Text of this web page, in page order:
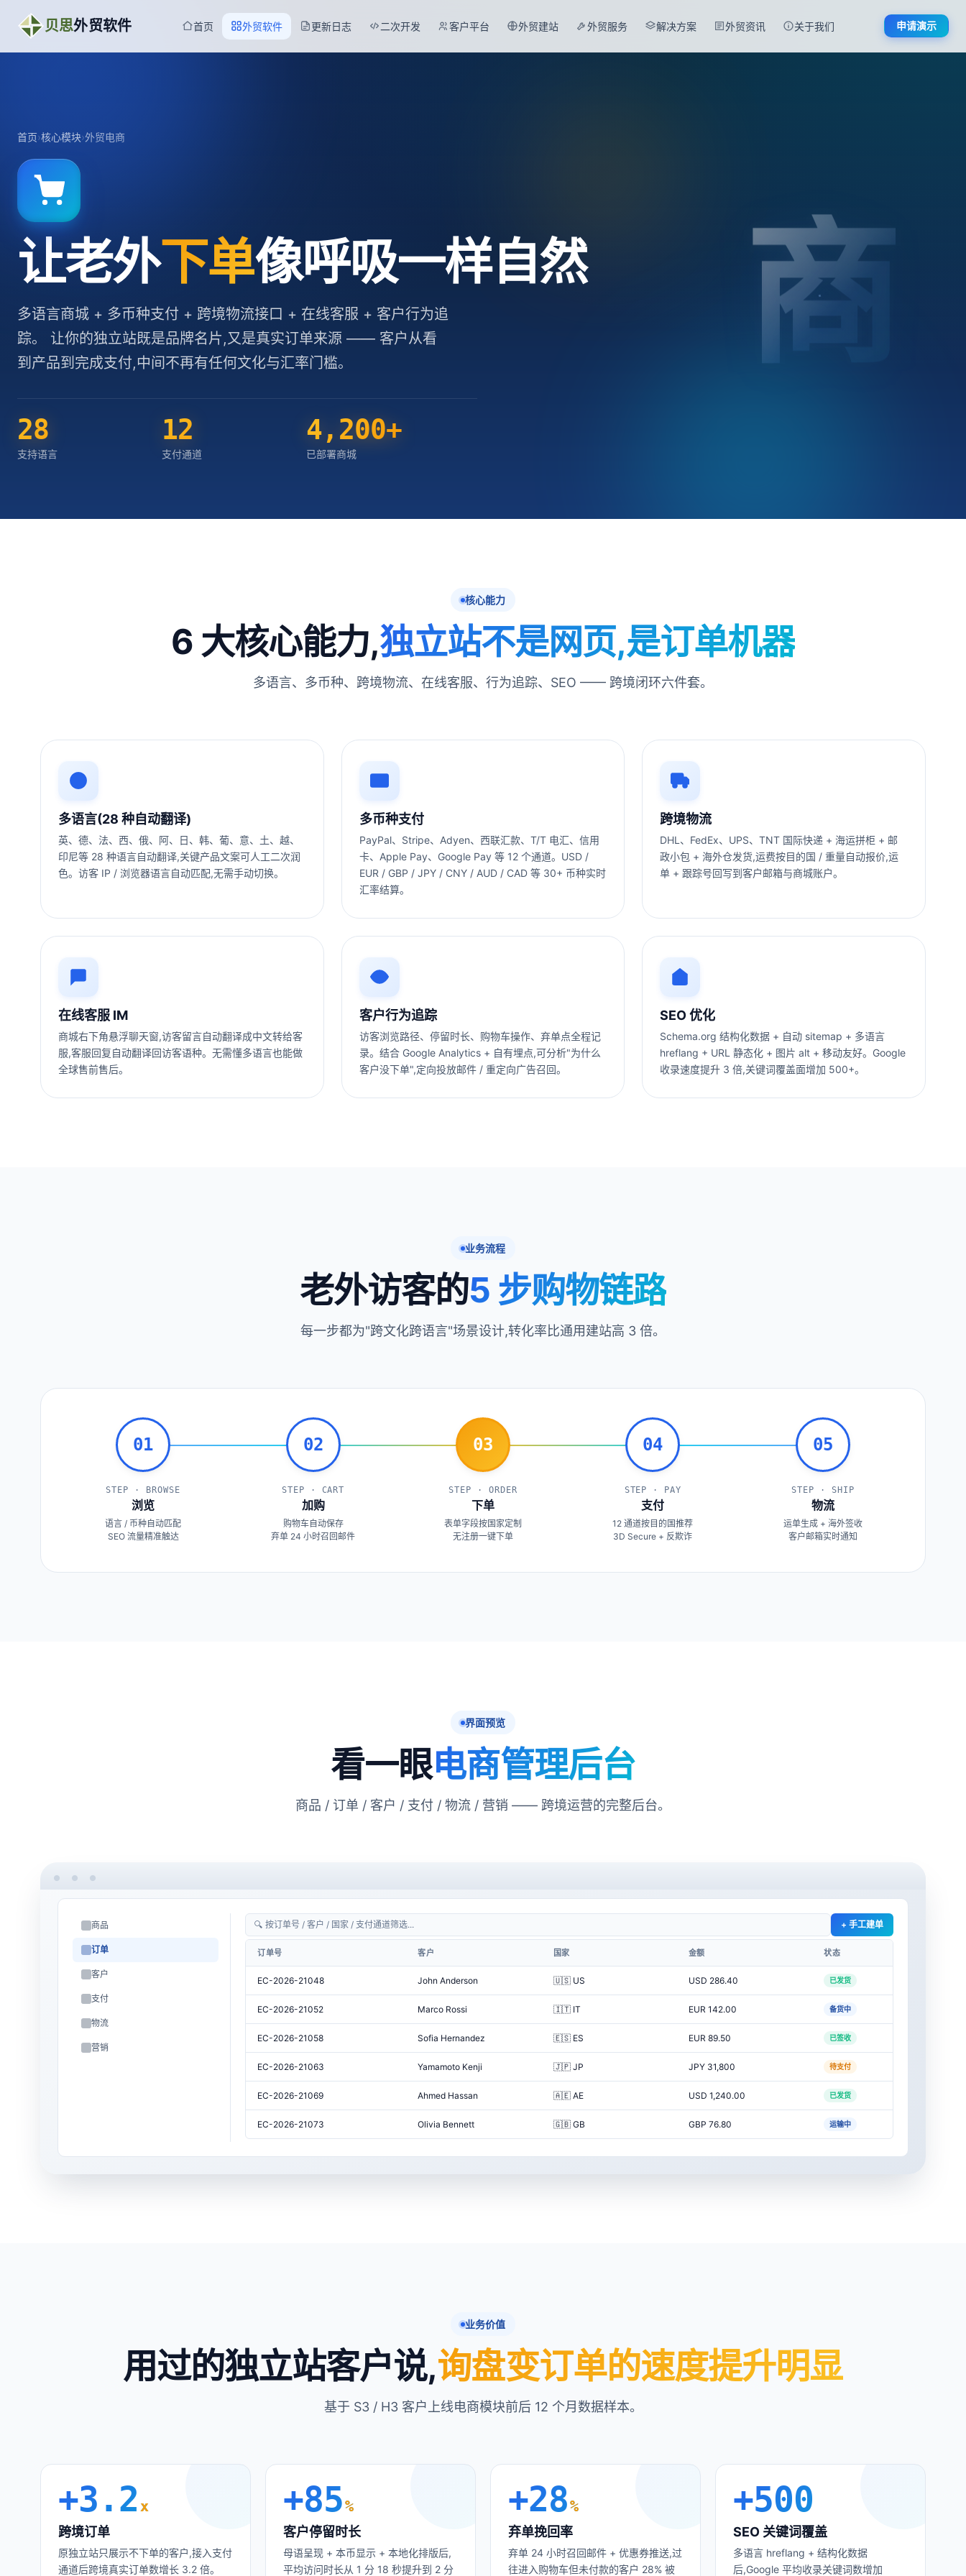
贝思外贸软件 首页 外贸软件 更新日志 二次开发 客户平台 外贸建站 外贸服务 解决方案 外贸资讯 关于我们 申请演示
首页›核心模块›外贸电商
让老外下单像呼吸一样自然
多语言商城 + 多币种支付 + 跨境物流接口 + 在线客服 + 客户行为追
踪。 让你的独立站既是品牌名片,又是真实订单来源 —— 客户从看
到产品到完成支付,中间不再有任何文化与汇率门槛。
28
支持语言
12
支付通道
4,200+
已部署商城
商
核心能力
6 大核心能力,独立站不是网页,是订单机器
多语言、多币种、跨境物流、在线客服、行为追踪、SEO —— 跨境闭环六件套。
多语言(28 种自动翻译)
英、德、法、西、俄、阿、日、韩、葡、意、土、越、
印尼等 28 种语言自动翻译,关键产品文案可人工二次润
色。访客 IP / 浏览器语言自动匹配,无需手动切换。
多币种支付
PayPal、Stripe、Adyen、西联汇款、T/T 电汇、信用
卡、Apple Pay、Google Pay 等 12 个通道。USD /
EUR / GBP / JPY / CNY / AUD / CAD 等 30+ 币种实时
汇率结算。
跨境物流
DHL、FedEx、UPS、TNT 国际快递 + 海运拼柜 + 邮
政小包 + 海外仓发货,运费按目的国 / 重量自动报价,运
单 + 跟踪号回写到客户邮箱与商城账户。
在线客服 IM
商城右下角悬浮聊天窗,访客留言自动翻译成中文转给客
服,客服回复自动翻译回访客语种。无需懂多语言也能做
全球售前售后。
客户行为追踪
访客浏览路径、停留时长、购物车操作、弃单点全程记
录。结合 Google Analytics + 自有埋点,可分析"为什么
客户没下单",定向投放邮件 / 重定向广告召回。
SEO 优化
Schema.org 结构化数据 + 自动 sitemap + 多语言
hreflang + URL 静态化 + 图片 alt + 移动友好。Google
收录速度提升 3 倍,关键词覆盖面增加 500+。
业务流程
老外访客的5 步购物链路
每一步都为"跨文化跨语言"场景设计,转化率比通用建站高 3 倍。
01
STEP · BROWSE
浏览
语言 / 币种自动匹配
SEO 流量精准触达
02
STEP · CART
加购
购物车自动保存
弃单 24 小时召回邮件
03
STEP · ORDER
下单
表单字段按国家定制
无注册一键下单
04
STEP · PAY
支付
12 通道按目的国推荐
3D Secure + 反欺诈
05
STEP · SHIP
物流
运单生成 + 海外签收
客户邮箱实时通知
界面预览
看一眼电商管理后台
商品 / 订单 / 客户 / 支付 / 物流 / 营销 —— 跨境运营的完整后台。
商品
订单
客户
支付
物流
营销
🔍 按订单号 / 客户 / 国家 / 支付通道筛选... + 手工建单
订单号 客户 国家 金额 状态
EC-2026-21048 John Anderson 🇺🇸 US USD 286.40 已发货
EC-2026-21052 Marco Rossi 🇮🇹 IT EUR 142.00 备货中
EC-2026-21058 Sofia Hernandez 🇪🇸 ES EUR 89.50 已签收
EC-2026-21063 Yamamoto Kenji 🇯🇵 JP JPY 31,800 待支付
EC-2026-21069 Ahmed Hassan 🇦🇪 AE USD 1,240.00 已发货
EC-2026-21073 Olivia Bennett 🇬🇧 GB GBP 76.80 运输中
业务价值
用过的独立站客户说,询盘变订单的速度提升明显
基于 S3 / H3 客户上线电商模块前后 12 个月数据样本。
+3.2 x
跨境订单
原独立站只展示不下单的客户,接入支付
通道后跨境真实订单数增长 3.2 倍。
+85%
客户停留时长
母语呈现 + 本币显示 + 本地化排版后,
平均访问时长从 1 分 18 秒提升到 2 分
+28%
弃单挽回率
弃单 24 小时召回邮件 + 优惠券推送,过
往进入购物车但未付款的客户 28% 被
+500
SEO 关键词覆盖
多语言 hreflang + 结构化数据
后,Google 平均收录关键词数增加